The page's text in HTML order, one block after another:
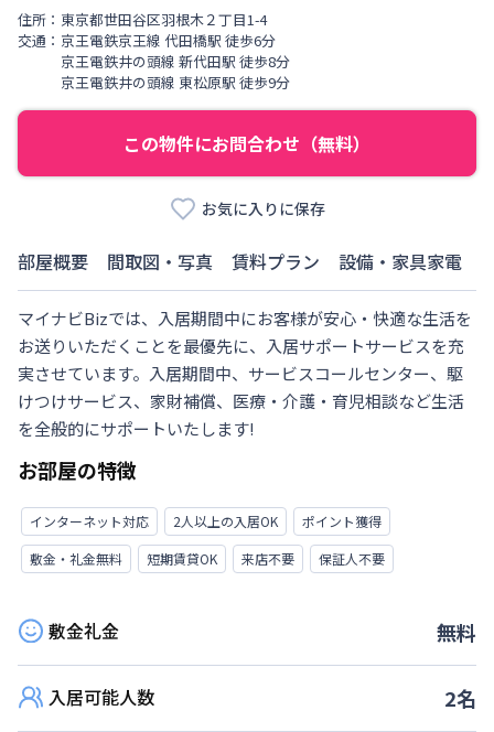
住所： 東京都世田谷区羽根木２丁目1-4
交通： 京王電鉄京王線 代田橋駅 徒歩6分
京王電鉄井の頭線 新代田駅 徒歩8分
京王電鉄井の頭線 東松原駅 徒歩9分
この物件にお問合わせ（無料）
お気に入りに保存
部屋概要 間取図・写真 賃料プラン 設備・家具家電
マイナビBizでは、入居期間中にお客様が安心・快適な生活を
お送りいただくことを最優先に、入居サポートサービスを充
実させています。入居期間中、サービスコールセンター、駆
けつけサービス、家財補償、医療・介護・育児相談など生活
を全般的にサポートいたします!
お部屋の特徴
インターネット対応 2人以上の入居OK
ポイント獲得
敷金・礼金無料
短期賃貸OK 来店不要 保証人不要
敷金礼金 無料
入居可能人数 2名